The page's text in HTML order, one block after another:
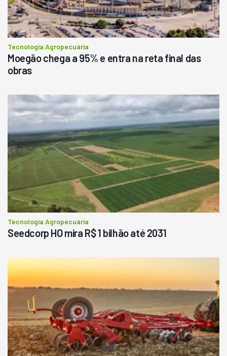
Consultar
Tecnologia Agropecuária
Moegão chega a 95% e entra na reta final das
obras
Tecnologia Agropecuária
Seedcorp HO mira R$ 1 bilhão até 2031